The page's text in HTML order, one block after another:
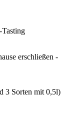
erschließen -
3 Sorten mit 0,5l)